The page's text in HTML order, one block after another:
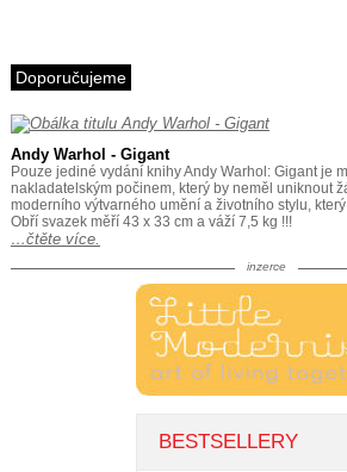
Doporučujeme
Andy Warhol - Gigant
Pouze jediné vydání knihy Andy Warhol: Gigant je
nakladatelským počinem, který by neměl uniknout
moderního výtvarného umění a životního stylu,
Obří svazek měří 43 x 33 cm a váží 7,5 kg !!!
…čtěte více.
inzerce